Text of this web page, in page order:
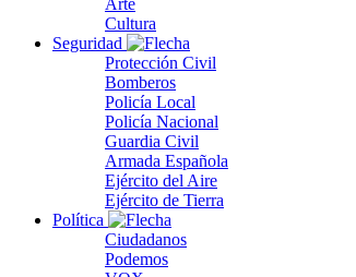
Arte
Cultura
Seguridad
Protección Civil
Bomberos
Policía Local
Policía Nacional
Guardia Civil
Armada Española
Ejército del Aire
Ejército de Tierra
Política
Ciudadanos
Podemos